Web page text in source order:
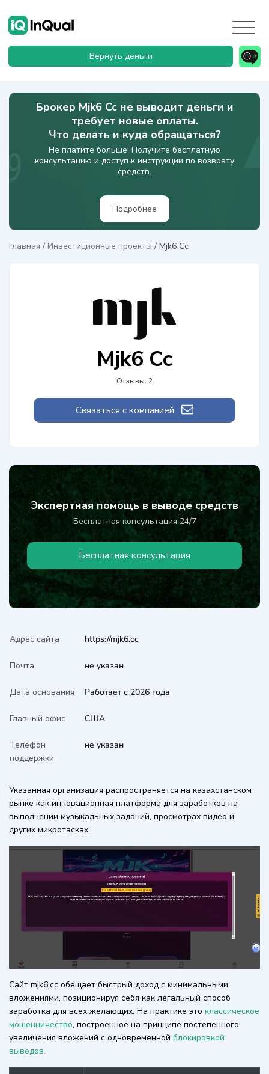
Вернуть деньги
Брокер Mjk6 Cc не выводит деньги и
требует новые оплаты.
Что делать и куда обращаться?
Не платите больше! Получите бесплатную
консультацию и доступ к инструкции по возврату
средств.
Подробнее
Главная / Инвестиционные проекты / Mjk6 Cc
Mjk6 Cc
Отзывы: 2
Связаться с компанией
Экспертная помощь в выводе средств
Бесплатная консультация 24/7
Бесплатная консультация
Адрес сайта https://mjk6.cc
Почта не указан
Дата основания Работает с 2026 года
Главный офис США
Телефон
поддержки
не указан
Указанная организация распространяется на казахстанском
рынке как инновационная платформа для заработков на
выполнении музыкальных заданий, просмотрах видео и
других микротасках.
Сайт mjk6.cc обещает быстрый доход с минимальными
вложениями, позиционируя себя как легальный способ
заработка для всех желающих. На практике это классическое
мошенничество, построенное на принципе постепенного
увеличения вложений с одновременной блокировкой
выводов.